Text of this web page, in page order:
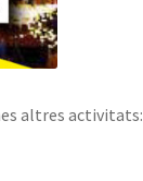
altres activitats: